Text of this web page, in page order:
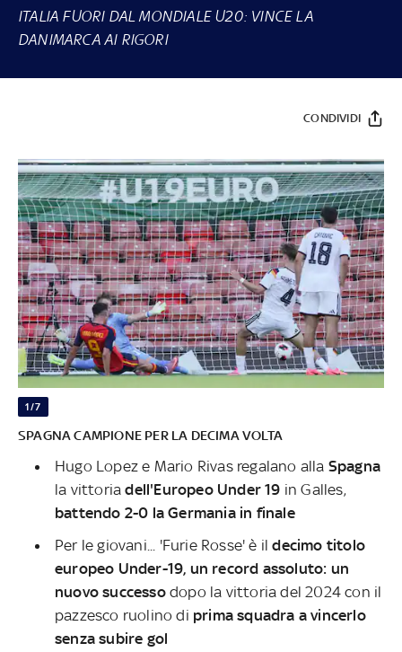
ITALIA FUORI DAL MONDIALE U20: VINCE LA
DANIMARCA AI RIGORI
CONDIVIDI
1/7
SPAGNA CAMPIONE PER LA DECIMA VOLTA
Hugo Lopez e Mario Rivas regalano alla Spagna
la vittoriadell'Europeo Under 19 in Galles,
battendo 2-0 la Germania in finale
Per le giovani... 'Furie Rosse' è ildecimo titolo
europeo Under-19, un record assoluto: un
nuovo successodopo la vittoria del 2024 con il
pazzesco ruolino di prima squadra a vincerlo
senza subire gol